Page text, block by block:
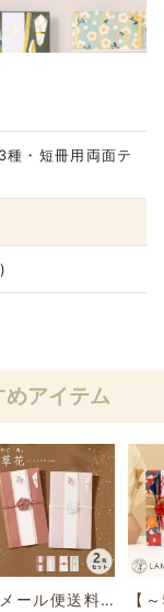
種・短冊用両面テ
アイテム
【メール便送料無料】寿草花ご祝儀袋 ２枚セット